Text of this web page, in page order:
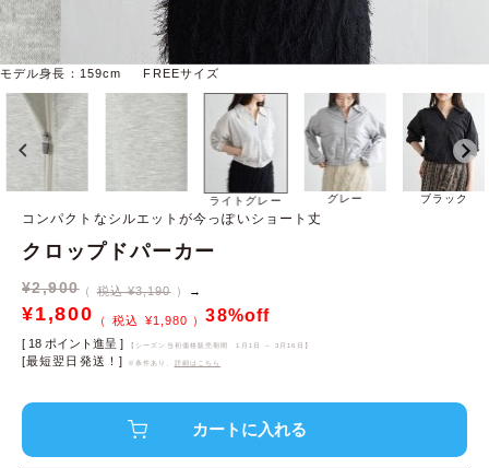
モデル身長：159cm FREEサイズ
ライトグレー グレー ブラック
コンパクトなシルエットが今っぽいショート丈
クロップドパーカー
¥2,900 税込 ¥3,190 →
¥1,800 ¥1,980 38%off
[ 18 ポイント進呈 ] 【シーズン当初価格販売期間 1月1日 ～ 3月16日 】
[最短翌日発送！] ※条件あり、 詳細はこちら